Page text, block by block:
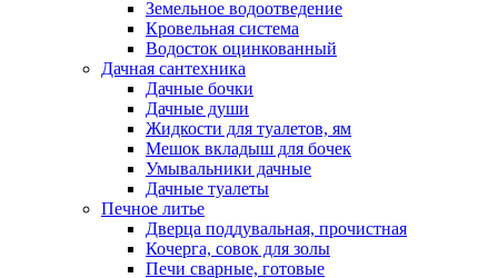
Земельное водоотведение
Кровельная система
Водосток оцинкованный
Дачная сантехника
Дачные бочки
Дачные души
Жидкости для туалетов, ям
Мешок вкладыш для бочек
Умывальники дачные
Дачные туалеты
Печное литье
Дверца поддувальная, прочистная
Кочерга, совок для золы
Печи сварные, готовые